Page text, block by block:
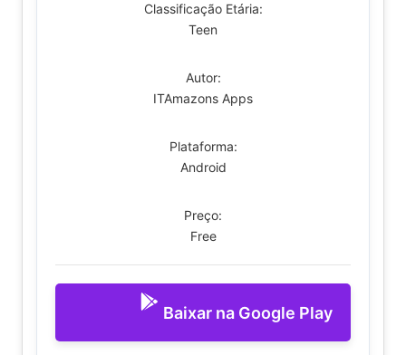
Classificação Etária:
Teen
Autor:
ITAmazons Apps
Plataforma:
Android
Preço:
Free
Baixar na Google Play